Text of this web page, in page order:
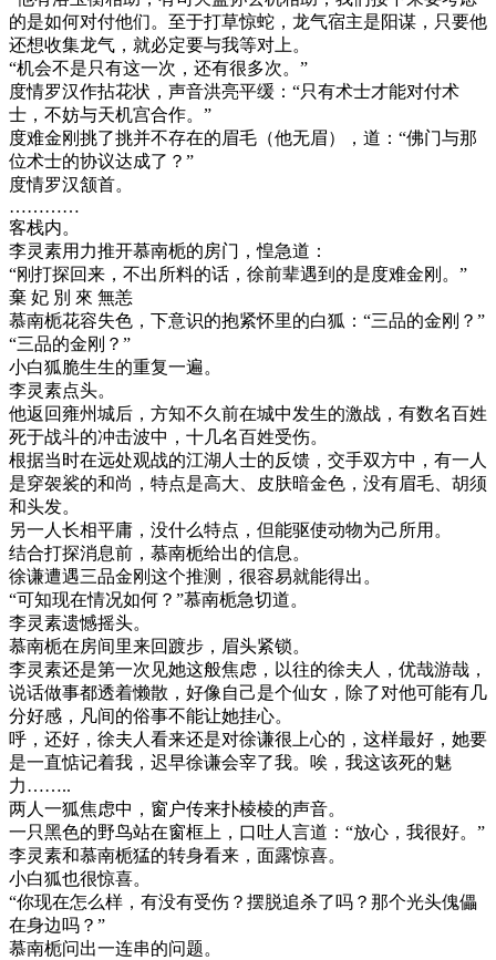
的是如何对付他们。至于打草惊蛇，龙气宿主是阳谋，只要他
还想收集龙气，就必定要与我等对上。
“机会不是只有这一次，还有很多次。”
度情罗汉作拈花状，声音洪亮平缓：“只有术士才能对付术
士，不妨与天机宫合作。”
度难金刚挑了挑并不存在的眉毛（他无眉），道：“佛门与那
位术士的协议达成了？”
度情罗汉颔首。
…………
客栈内。
李灵素用力推开慕南栀的房门，惶急道：
“刚打探回来，不出所料的话，徐前辈遇到的是度难金刚。”
棄 妃 別 來 無恙
慕南栀花容失色，下意识的抱紧怀里的白狐：“三品的金刚？”
“三品的金刚？”
小白狐脆生生的重复一遍。
李灵素点头。
他返回雍州城后，方知不久前在城中发生的激战，有数名百姓
死于战斗的冲击波中，十几名百姓受伤。
根据当时在远处观战的江湖人士的反馈，交手双方中，有一人
是穿袈裟的和尚，特点是高大、皮肤暗金色，没有眉毛、胡须
和头发。
另一人长相平庸，没什么特点，但能驱使动物为己所用。
结合打探消息前，慕南栀给出的信息。
徐谦遭遇三品金刚这个推测，很容易就能得出。
“可知现在情况如何？”慕南栀急切道。
李灵素遗憾摇头。
慕南栀在房间里来回踱步，眉头紧锁。
李灵素还是第一次见她这般焦虑，以往的徐夫人，优哉游哉，
说话做事都透着懒散，好像自己是个仙女，除了对他可能有几
分好感，凡间的俗事不能让她挂心。
呼，还好，徐夫人看来还是对徐谦很上心的，这样最好，她要
是一直惦记着我，迟早徐谦会宰了我。唉，我这该死的魅
力……..
两人一狐焦虑中，窗户传来扑棱棱的声音。
一只黑色的野鸟站在窗框上，口吐人言道：“放心，我很好。”
李灵素和慕南栀猛的转身看来，面露惊喜。
小白狐也很惊喜。
“你现在怎么样，有没有受伤？摆脱追杀了吗？那个光头傀儡
在身边吗？”
慕南栀问出一连串的问题。